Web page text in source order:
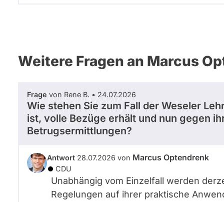
Weitere Fragen an Marcus
Frage von Rene B. • 24.07.2026
Wie stehen Sie zum Fall der Weseler
ist, volle Bezüge erhält und nun gegen
Betrugsermittlungen?
Antwort 28.07.2026 von Marcus Optendrenk
CDU
Unabhängig vom Einzelfall werden
Regelungen auf ihrer praktische